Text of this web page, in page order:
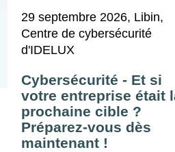
29 septembre 2026, Libin,
Centre de cybersécurité
d'IDELUX
Cybersécurité - Et si
votre entreprise était
prochaine cible ?
Préparez-vous dès
maintenant !